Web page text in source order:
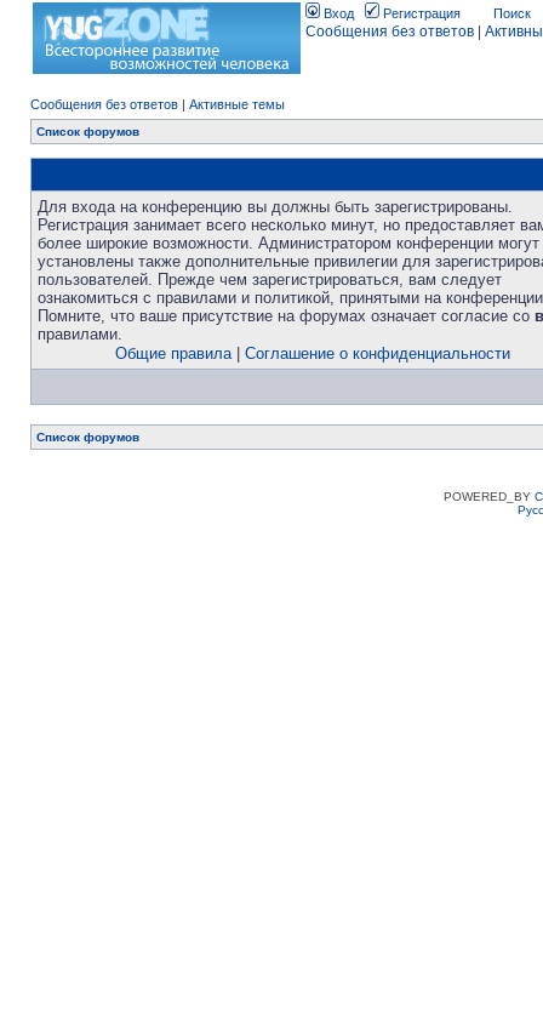
Вход Регистрация Поиск
Сообщения без ответов
Сообщения без ответов | Активные темы
Список форумов
Для входа на конференцию вы должны быть зарегистрированы.
Регистрация занимает всего несколько минут, но предоставляет
более широкие возможности. Администратором конференции
установлены также дополнительные привилегии для
пользователей. Прежде чем зарегистрироваться, вам следует
ознакомиться с правилами и политикой, принятыми на
Помните, что ваше присутствие на форумах означает согласие со
правилами.
Общие правила| Соглашение о конфиденциальности
Список форумов
POWERED_BY